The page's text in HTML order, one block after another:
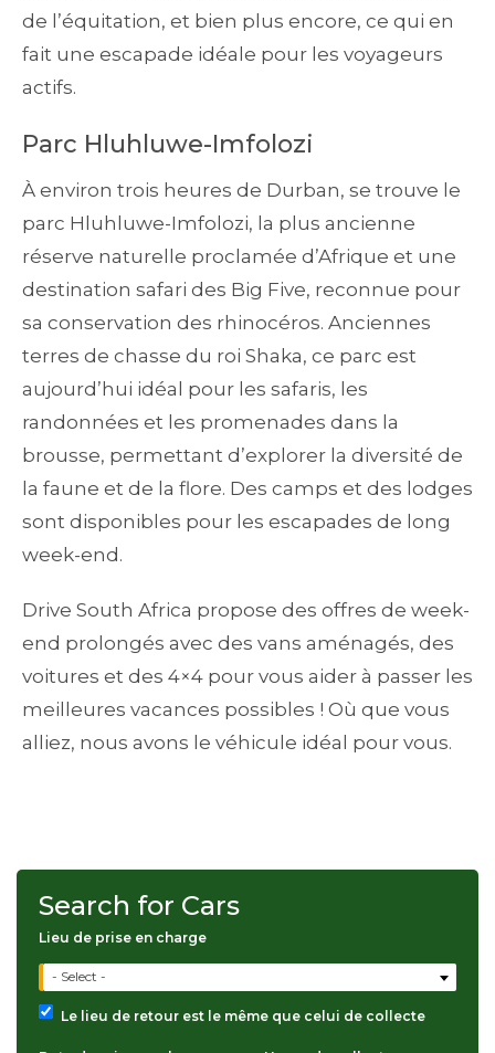
Search for Cars
Lieu de prise en charge
- Select -
Le lieu de retour est le même que celui de collecte
de l’équitation, et bien plus encore, ce qui en
fait une escapade idéale pour les voyageurs
actifs.
Parc Hluhluwe-Imfolozi
À environ trois heures de Durban, se trouve le
parc Hluhluwe-Imfolozi, la plus ancienne
réserve naturelle proclamée d’Afrique et une
destination safari des Big Five, reconnue pour
sa conservation des rhinocéros. Anciennes
terres de chasse du roi Shaka, ce parc est
aujourd’hui idéal pour les safaris, les
randonnées et les promenades dans la
brousse, permettant d’explorer la diversité de
la faune et de la flore. Des camps et des lodges
sont disponibles pour les escapades de long
week-end.
Drive South Africa propose des offres de week-
end prolongés avec des vans aménagés, des
voitures et des 4×4 pour vous aider à passer les
meilleures vacances possibles ! Où que vous
alliez, nous avons le véhicule idéal pour vous.